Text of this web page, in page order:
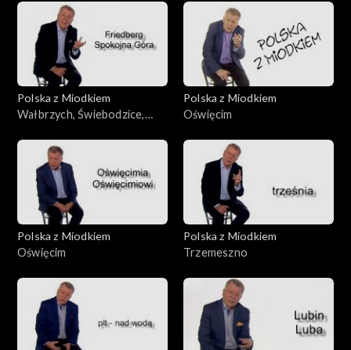
Polska z Miodkiem
Wałbrzych, Świebodzice,
Polska z Miodkiem
Oświęcim
Polska z Miodkiem
Oświęcim
Polska z Miodkiem
Trzemeszno